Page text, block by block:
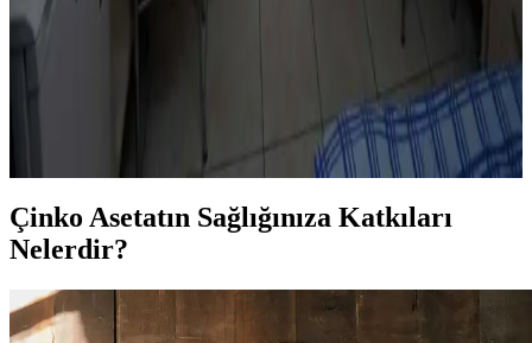
Üniversite Öğrencileri İçin Ekonomik ve Sağlıklı
Beslenme Rehberi: Pratik Yemek Önerileri
Üniversite öğrencileri için uygun fiyatlı malzemeler ve temel mutfak
araçlarıyla sağlıklı ve ekonomik yemekler hazırlama yöntemleri.
Tasarruf ve pratik pişirme önerileriyle besleyici öğünler sunuluyor.
Çinko Asetatın Sağlığınıza Katkıları
Nelerdir?